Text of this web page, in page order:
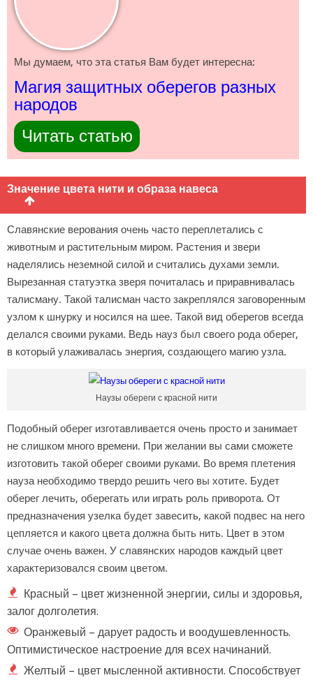
Мы думаем, что эта статья Вам будет интересна:
Магия защитных оберегов разных
народов
Читать статью
Значение цвета нити и образа навеса
Славянские верования очень часто переплетались с
животным и растительным миром. Растения и звери
наделялись неземной силой и считались духами земли.
Вырезанная статуэтка зверя почиталась и приравнивалась
талисману. Такой талисман часто закреплялся заговоренным
узлом к шнурку и носился на шее. Такой вид оберегов всегда
делался своими руками. Ведь науз был своего рода оберег,
в который улаживалась энергия, создающего магию узла.
Наузы обереги с красной нити
Подобный оберег изготавливается очень просто и занимает
не слишком много времени. При желании вы сами сможете
изготовить такой оберег своими руками. Во время плетения
науза необходимо твердо решить чего вы хотите. Будет
оберег лечить, оберегать или играть роль приворота. От
предназначения узелка будет завесить, какой подвес на него
цепляется и какого цвета должна быть нить. Цвет в этом
случае очень важен. У славянских народов каждый цвет
характеризовался своим цветом.
Красный – цвет жизненной энергии, силы и здоровья,
залог долголетия.
Оранжевый – дарует радость и воодушевленность.
Оптимистическое настроение для всех начинаний.
Желтый – цвет мысленной активности. Способствует